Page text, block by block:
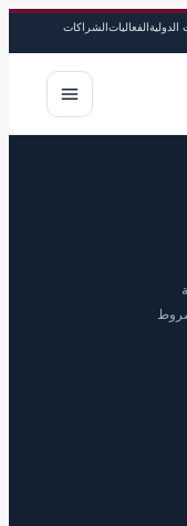
الدوليةالفعالياتالشراكات